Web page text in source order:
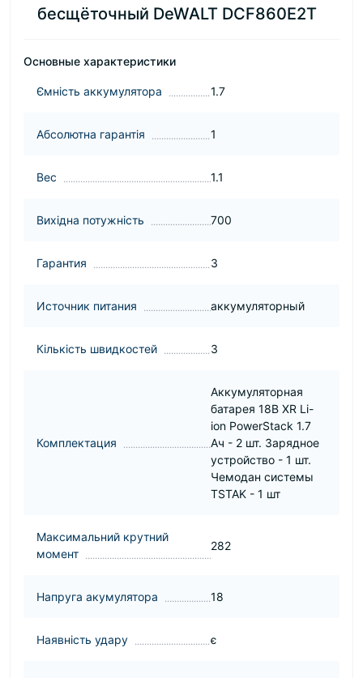
бесщёточный DeWALT DCF860E2T
Основные характеристики
Ємність аккумулятора 1.7
Абсолютна гарантія 1
Вес 1.1
Вихідна потужність 700
Гарантия 3
Источник питания аккумуляторный
Кількість швидкостей 3
Комплектация
Аккумуляторная
батарея 18В XR Li-
ion PowerStack 1.7
Ач - 2 шт. Зарядное
устройство - 1 шт.
Чемодан системы
TSTAK - 1 шт
Максимальний крутний
момент
282
Напруга акумулятора 18
Наявність удару є